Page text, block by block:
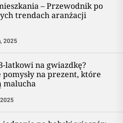
– Przewodnik po
trendach aranżacji
2025
latkowi na gwiazdkę?
pomysły na prezent, które
malucha